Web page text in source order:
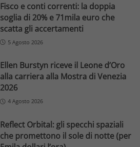
Fisco e conti correnti: la doppia
soglia di 20% e 71mila euro che
scatta gli accertamenti
5 Agosto 2026
Ellen Burstyn riceve il Leone d’Oro
alla carriera alla Mostra di Venezia
2026
4 Agosto 2026
Reflect Orbital: gli specchi spaziali
che promettono il sole di notte (per